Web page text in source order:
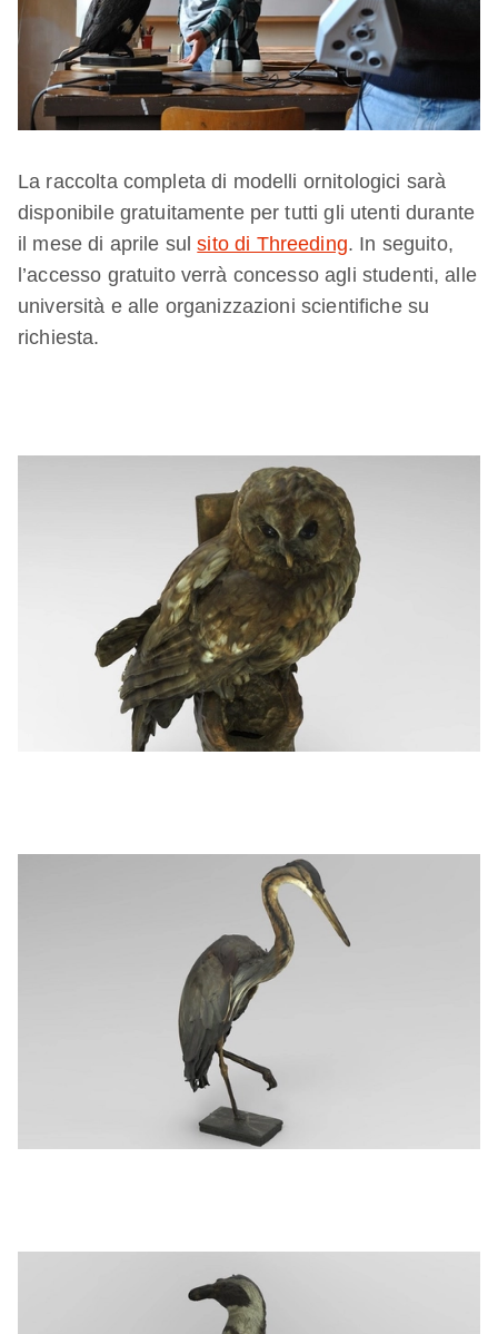
La raccolta completa di modelli ornitologici sarà
disponibile gratuitamente per tutti gli utenti durante
il mese di aprile sulsito di Threeding. In seguito,
l’accesso gratuito verrà concesso agli studenti, alle
università e alle organizzazioni scientifiche su
richiesta.